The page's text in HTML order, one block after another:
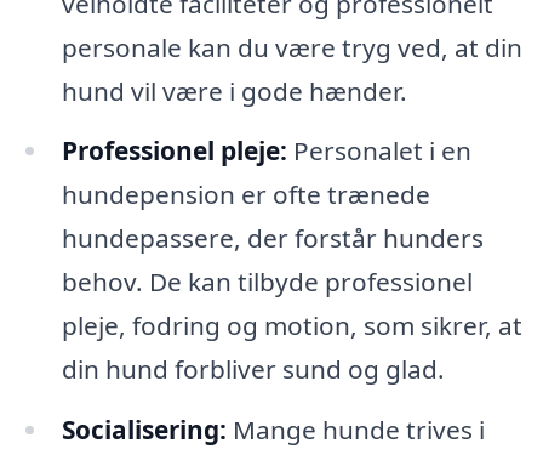
personale kan du være tryg ved, at din
hund vil være i gode hænder.
Professionel pleje: Personalet i en
hundepension er ofte trænede
hundepassere, der forstår hunders
behov. De kan tilbyde professionel
pleje, fodring og motion, som sikrer, at
din hund forbliver sund og glad.
Socialisering: Mange hunde trives i